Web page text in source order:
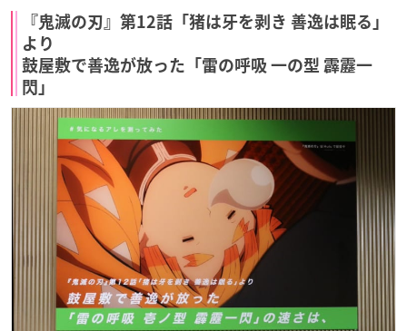
『鬼滅の刃』第12話「猪は牙を剥き 善逸は眠る」
より
鼓屋敷で善逸が放った「雷の呼吸 一の型 霹靂一
閃」